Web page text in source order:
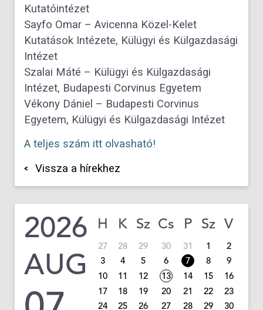
Kutatóintézet
Sayfo Omar – Avicenna Közel-Kelet
Kutatások Intézete, Külügyi és Külgazdasági
Intézet
Szalai Máté – Külügyi és Külgazdasági
Intézet, Budapesti Corvinus Egyetem
Vékony Dániel – Budapesti Corvinus
Egyetem, Külügyi és Külgazdasági Intézet
A teljes szám itt olvasható!
Vissza a hírekhez
2026
AUG
H K Sz Cs P Sz V
27 28 29 30 31 1
2
3
4 5 6 7 8
9
10
11 12 13 14 15
16
17
18 19 20 21 22
23
24
25 26 27 28 29
30